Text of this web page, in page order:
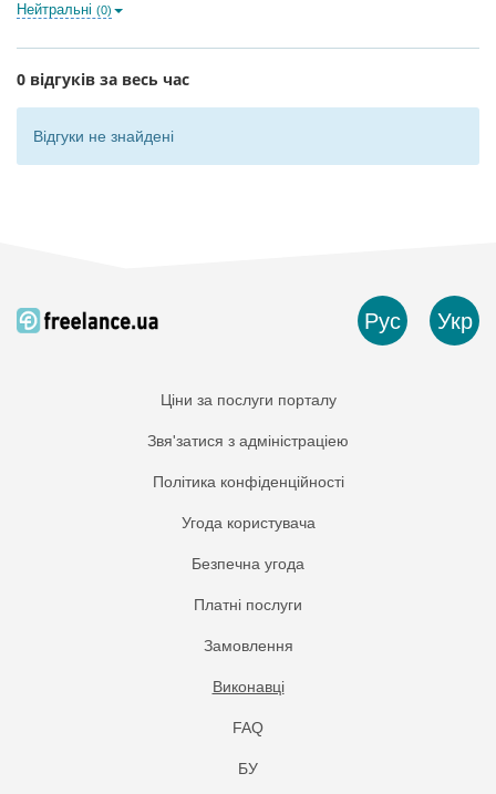
Нейтральні (0)
0 відгуків за весь час
Відгуки не знайдені
Рус Укр
Ціни за послуги порталу
Звя'затися з адміністраціею
Політика конфіденційності
Угода користувача
Безпечна угода
Платнi послуги
Замовлення
Виконавці
FAQ
БУ